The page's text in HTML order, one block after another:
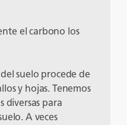
el carbono los
suelo procede de
y hojas. Tenemos
diversas para
A veces